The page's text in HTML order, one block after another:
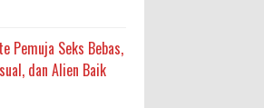
Pemuja Seks Bebas,
dan Alien Baik